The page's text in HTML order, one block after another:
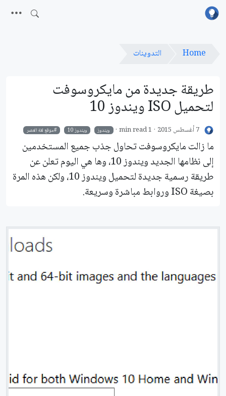
Home التدوينات
طريقة جديدة من مايكروسوفت
لتحميل ISO ويندوز 10
7 أغسطس 2015 1 min read ويندوز ويندوز 10 موقع لغة العصر
ما زالت مايكروسوفت تحاول جذب جميع المستخدمين
إلى نظامها الجديد ويندوز 10، وها هي اليوم تعلن عن
طريقة رسمية جديدة لتحميل ويندوز 10، ولكن هذه المرة
بصيغة ISO وروابط مباشرة وسريعة.